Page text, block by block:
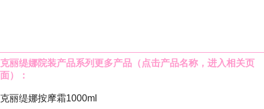
克丽缇娜院装产品系列 更多产品（点击产品名称，进入相关页
面）：
克丽缇娜按摩霜1000ml